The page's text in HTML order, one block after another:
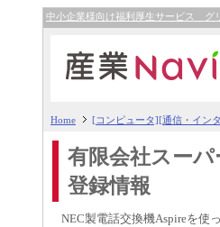
中小企業様向け福利厚生サービス グ
Home [コンピュータ][通信・イン
有限会社スー
登録情報
NEC製電話交換機Aspireを使